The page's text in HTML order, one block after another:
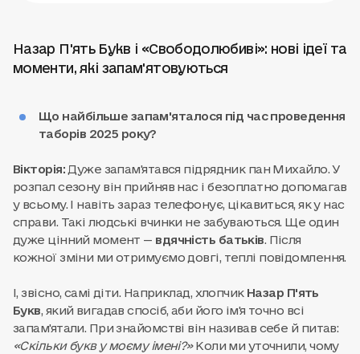
Назар П'ять Букв і «Свободолюбиві»: нові ідеї та
моменти, які запам'ятовуються
Що найбільше запам'яталося під час проведення
таборів 2025 року?
Вікторія:Дуже запам'ятався підрядник пан Михайло. У
розпал сезону він прийняв нас і безоплатно допомагав
у всьому. І навіть зараз телефонує, цікавиться, як у нас
справи. Такі людські вчинки не забуваються. Ще один
дуже цінний момент — вдячність батьків. Після
кожної зміни ми отримуємо довгі, теплі повідомлення.
І, звісно, самі діти. Наприклад, хлопчикНазар П'ять
Букв, який вигадав спосіб, аби його ім'я точно всі
запам'ятали. При знайомстві він називав себе й питав:
«Скільки букв у моєму імені?»Коли ми уточнили, чому